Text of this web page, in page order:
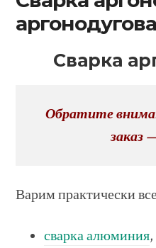
Сварка
Обратите
заказ
Варим практически
сварка алюминия,